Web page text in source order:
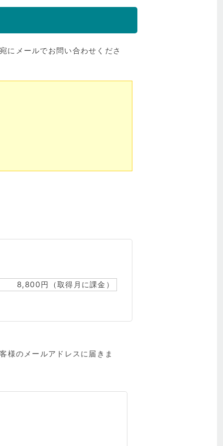
宛にメールでお問い合わせくださ
8,800円（取得月に課金）
様のメールアドレスに届きま